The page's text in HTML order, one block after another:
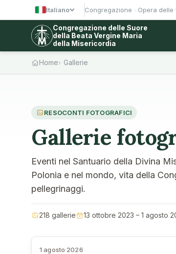
Italiano Congregazione Opera delle
Congregazione delle Suore
della Beata Vergine Maria
della Misericordia
Home Gallerie
RESOCONTI FOTOGRAFICI
Gallerie
Eventi nel Santuario della Divina
Polonia e nel mondo, vita della
pellegrinaggi.
218 gallerie 13 ottobre 2023 – 1 agosto
1 agosto 2026